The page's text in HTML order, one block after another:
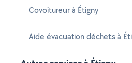
Covoitureur à Étigny
Aide évacuation déchets à